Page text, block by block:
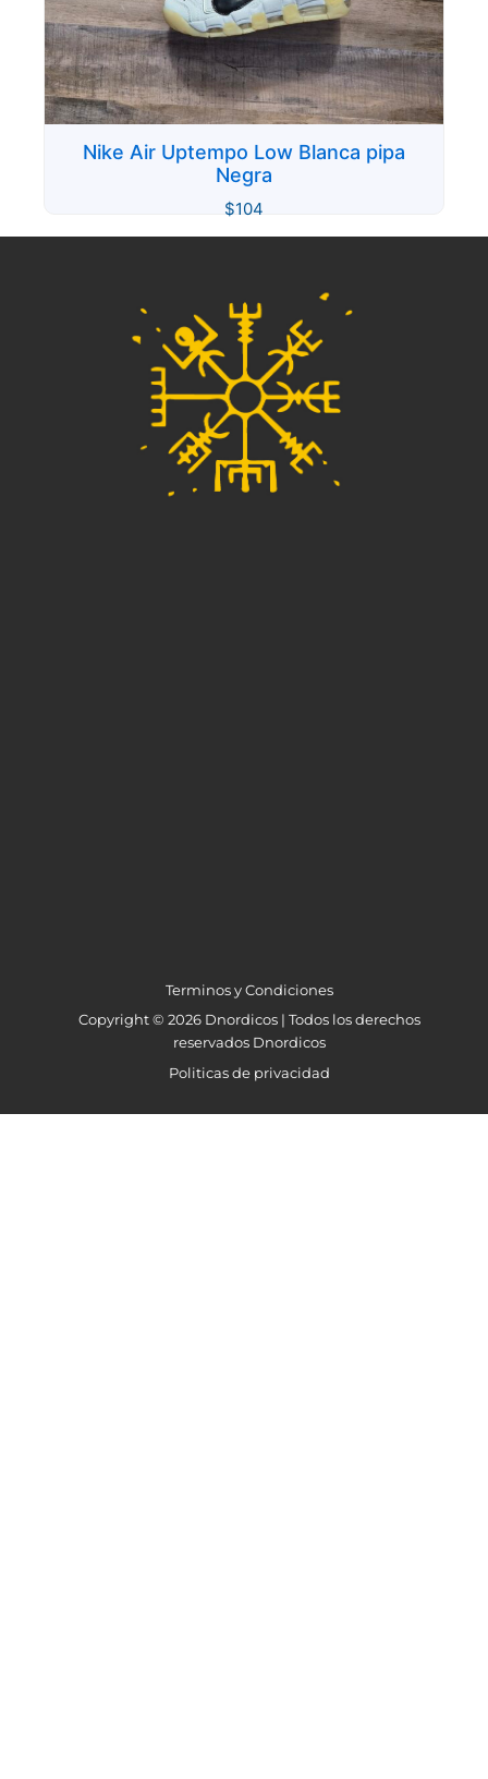
Nike Air Uptempo Low Blanca pipa
Negra
$104
Terminos y Condiciones
Copyright © 2026 Dnordicos | Todos los derechos
reservados Dnordicos
Politicas de privacidad